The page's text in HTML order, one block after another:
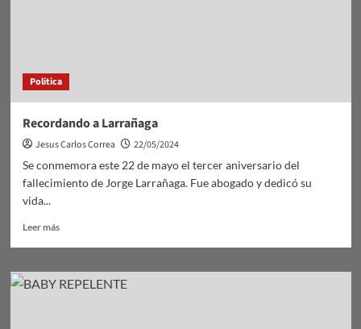
Politica
Recordando a Larrañaga
Jesus Carlos Correa
22/05/2024
Se conmemora este 22 de mayo el tercer aniversario del
fallecimiento de Jorge Larrañaga. Fue abogado y dedicó su
vida...
Leer másLeer
Recordando
a